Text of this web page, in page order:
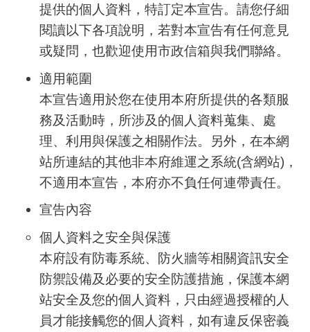
提供的個人資料，特訂定本宣告。請您仔細
閱讀以下各項說明，若對本宣告有任何意見
或疑問，也歡迎使用市政信箱與我們聯絡。
適用範圍
本宣告適用於您在使用本府所提供的各類服
務及活動時，所涉及的個人資料蒐集、處
理、利用與保護之相關作法。另外，在本網
站所連結的其他非本府維運之系統(含網站) ，
不適用本宣告，本府亦不負任何連帶責任。
宣告內容
個人資料之安全與保護
本府設有防毒系統、防火牆等相關資訊安全
防禦設備及必要的安全防護措施，保護本網
站安全及您的個人資料，只由經過授權的人
員才能接觸您的個人資料，如有違反保密義